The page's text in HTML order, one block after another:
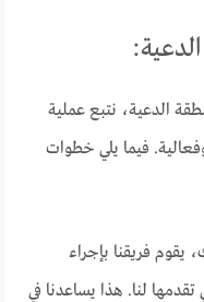
الدعية، نتبع عملية
فيما يلي خطوات
يقوم فريقنا بإجراء
لنا. هذا يساعدنا في